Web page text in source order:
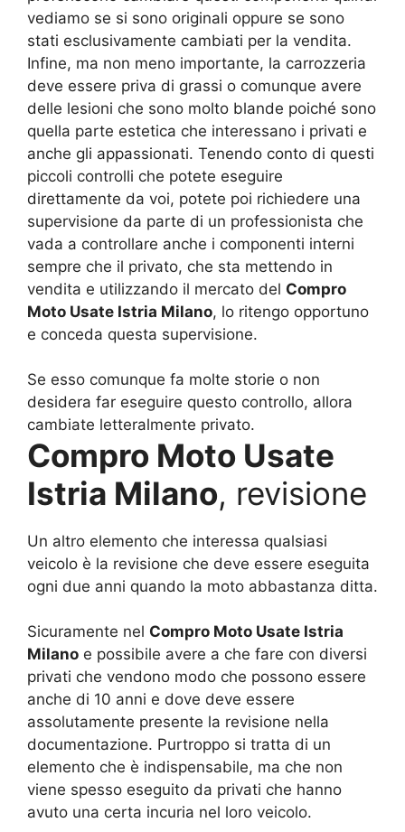
vediamo se si sono originali oppure se sono
stati esclusivamente cambiati per la vendita.
Infine, ma non meno importante, la carrozzeria
deve essere priva di grassi o comunque avere
delle lesioni che sono molto blande poiché sono
quella parte estetica che interessano i privati e
anche gli appassionati. Tenendo conto di questi
piccoli controlli che potete eseguire
direttamente da voi, potete poi richiedere una
supervisione da parte di un professionista che
vada a controllare anche i componenti interni
sempre che il privato, che sta mettendo in
vendita e utilizzando il mercato del Compro
Moto Usate Istria Milano, lo ritengo opportuno
e conceda questa supervisione.
Se esso comunque fa molte storie o non
desidera far eseguire questo controllo, allora
cambiate letteralmente privato.
Compro Moto Usate
Istria Milano, revisione
Un altro elemento che interessa qualsiasi
veicolo è la revisione che deve essere eseguita
ogni due anni quando la moto abbastanza ditta.
Sicuramente nel Compro Moto Usate Istria
Milano e possibile avere a che fare con diversi
privati che vendono modo che possono essere
anche di 10 anni e dove deve essere
assolutamente presente la revisione nella
documentazione. Purtroppo si tratta di un
elemento che è indispensabile, ma che non
viene spesso eseguito da privati che hanno
avuto una certa incuria nel loro veicolo.